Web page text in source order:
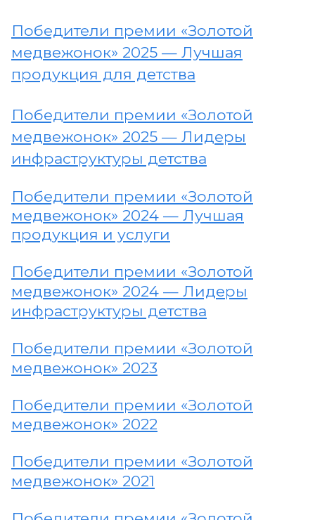
Победители премии «Золотой
медвежонок» 2025 — Лучшая
продукция для детства
Победители премии «Золотой
медвежонок» 2025 — Лидеры
инфраструктуры детства
Победители премии «Золотой
медвежонок» 2024 — Лучшая
продукция и услуги
Победители премии «Золотой
медвежонок» 2024 — Лидеры
инфраструктуры детства
Победители премии «Золотой
медвежонок» 2023
Победители премии «Золотой
медвежонок» 2022
Победители премии «Золотой
медвежонок» 2021